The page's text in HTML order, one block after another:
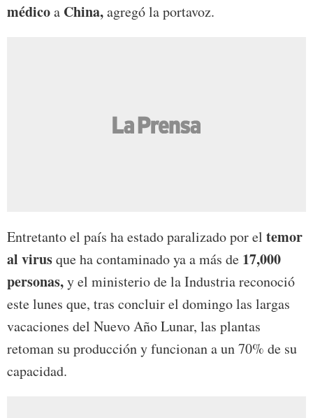
médicoa China,agregó la portavoz.
Entretanto el país ha estado paralizado por el temor
al virusque ha contaminado ya a más de 17,000
personas,y el ministerio de la Industria reconoció
este lunes que, tras concluir el domingo las largas
vacaciones del Nuevo Año Lunar, las plantas
retoman su producción y funcionan a un 70% de su
capacidad.